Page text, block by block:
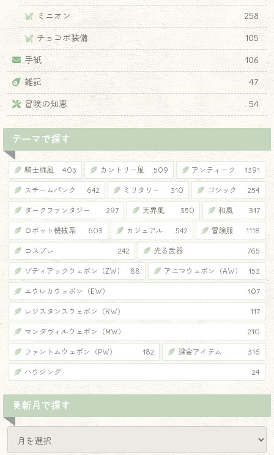
ミニオン
258
チョコボ装備
105
手紙
106
雑記
47
冒険の知恵
54
テーマで探す
騎士様風 403 カントリー風 509 アンティーク 1391
スチームパンク 642 ミリタリー 310 ゴシック 254
ダークファンタジー 297 天界風 350 和風 317
ロボット機械系 603 カジュアル 542 冒険服 1118
コスプレ 242 光る武器 765
ゾディアックウェポン（ZW） 88 アニマウェポン（AW） 153
エウレカウェポン（EW） 107
レジスタンスウェポン（RW） 117
マンダヴィルウェポン（MW） 210
ファントムウェポン（PW） 182 課金アイテム 316
ハウジング 24
更新月で探す